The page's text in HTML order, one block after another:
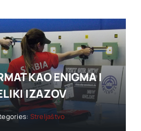
KAO ENIGMA I
IZAZOV
Streljaštvo